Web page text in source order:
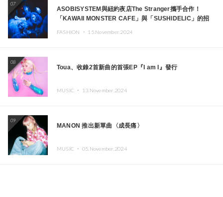
07
ASOBISYSTEM與紐約夜店The Stranger攜手合作！
「KAWAII MONSTER CAFE」與「SUSHIDELIC」的招
FASHION ・ 15.November.2024
08
Toua、收錄2首新曲的首張EP『I am I』發行
MUSIC ・ 13.November.2024
09
MANON 推出新單曲〈成長痛〉
MUSIC ・ 05.November.2024